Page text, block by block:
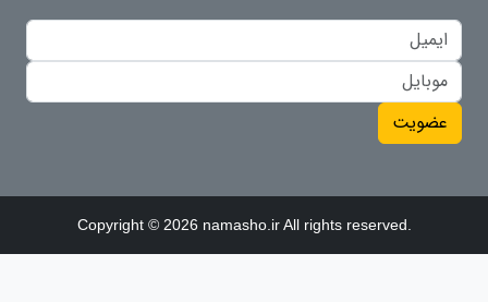
عضویت
Copyright © 2026 namasho.ir All rights reserved.